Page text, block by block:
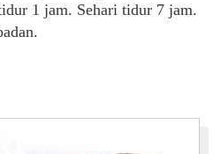
1 jam. Sehari tidur 7 jam.